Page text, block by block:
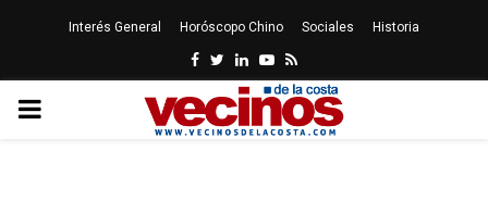
Interés General Horóscopo Chino Sociales Historia
Facebook
Twitter
LinkedinYoutube
Rss
PRIMARY